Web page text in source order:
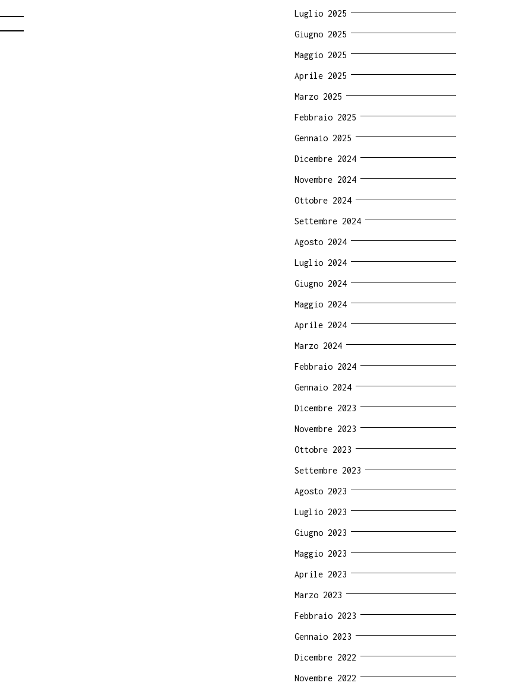
Luglio 2025
Giugno 2025
Maggio 2025
Aprile 2025
Marzo 2025
Febbraio 2025
Gennaio 2025
Dicembre 2024
Novembre 2024
Ottobre 2024
Settembre 2024
Agosto 2024
Luglio 2024
Giugno 2024
Maggio 2024
Aprile 2024
Marzo 2024
Febbraio 2024
Gennaio 2024
Dicembre 2023
Novembre 2023
Ottobre 2023
Settembre 2023
Agosto 2023
Luglio 2023
Giugno 2023
Maggio 2023
Aprile 2023
Marzo 2023
Febbraio 2023
Gennaio 2023
Dicembre 2022
Novembre 2022